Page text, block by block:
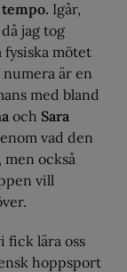
Igår,
jag tog
mötet
är en
med bland
och Sara
vad den
också
vill
fick lära oss
hoppsport